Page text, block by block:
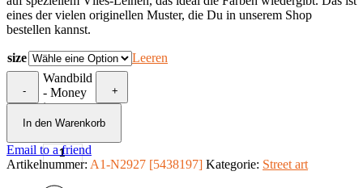
eines der vielen originellen Muster, die Du in unserem Shop
bestellen kannst.
size Leeren
-
Wandbild
- Money
is a
problem
+
In den Warenkorb
Email to a friend
Artikelnummer: A1-N2927 [5438197] Kategorie: Street art